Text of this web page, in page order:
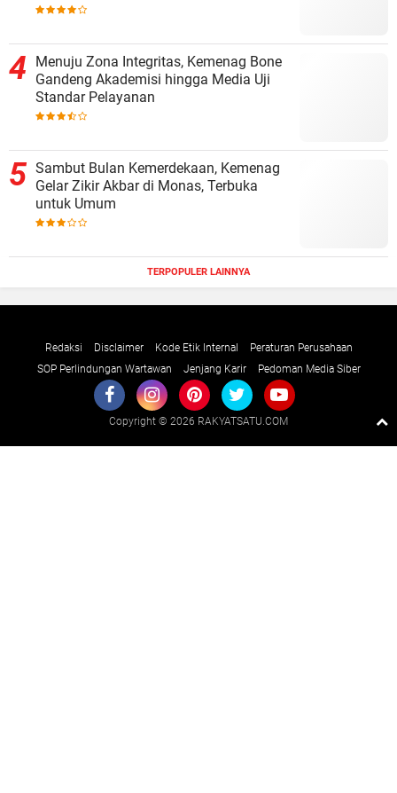
Menuju Zona Integritas, Kemenag Bone
Gandeng Akademisi hingga Media Uji
Standar Pelayanan
Sambut Bulan Kemerdekaan, Kemenag
Gelar Zikir Akbar di Monas, Terbuka
untuk Umum
TERPOPULER LAINNYA
Redaksi Disclaimer Kode Etik Internal
Peraturan Perusahaan
SOP Perlindungan Wartawan
Jenjang Karir Pedoman Media Siber
Copyright © 2026 RAKYATSATU.COM
Raushan